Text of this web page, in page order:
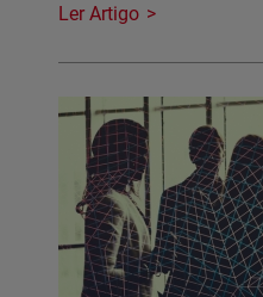
Ler Artigo